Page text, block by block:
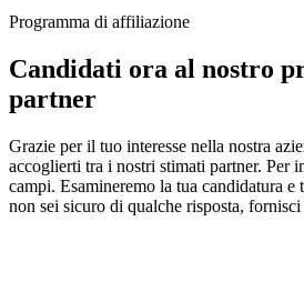
Programma di affiliazione
Candidati ora al nostro
partner
Grazie per il tuo interesse nella nostra
accoglierti tra i nostri stimati partner. Per
campi. Esamineremo la tua candidatura e
non sei sicuro di qualche risposta,